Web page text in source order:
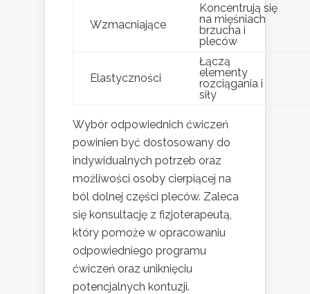
Wzmacniające
Koncentrują się
na mięśniach
brzucha i
pleców
Elastyczności
Łączą
elementy
rozciągania i
siły
Wybór odpowiednich ćwiczeń
powinien być dostosowany do
indywidualnych potrzeb oraz
możliwości osoby cierpiącej na
ból dolnej części pleców. Zaleca
się konsultację z fizjoterapeutą,
który pomoże w opracowaniu
odpowiedniego programu
ćwiczeń oraz uniknięciu
potencjalnych kontuzji.